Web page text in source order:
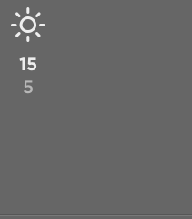
15
5